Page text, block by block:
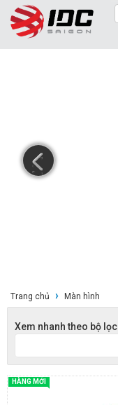
prev
Trang chủ › Màn hình
Xem nhanh theo bộ lọc
HÀNG MỚI